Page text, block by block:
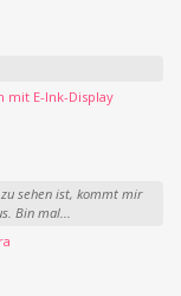
E-Ink-Display
sehen ist, kommt mir
Bin mal...